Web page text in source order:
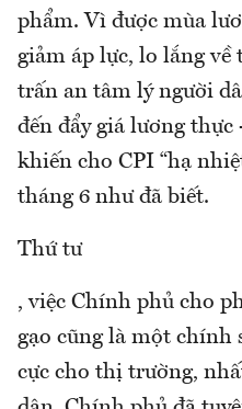
phẩm. Vì được mùa
giảm áp lực, lo lắng
trấn an tâm lý người
đến đẩy giá lương
khiến cho CPI “hạ
tháng 6 như đã biết.
Thứ tư
, việc Chính phủ cho
gạo cũng là một chính
cực cho thị trường,